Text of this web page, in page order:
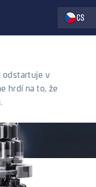
Zvolte
CS
odstartuje v
hrdí na to, že